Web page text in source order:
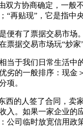
双方协商确定，一
“再贴现”，它是指
便有了票据交易市
据交易市场玩“炒家”
当于我们日常生活
劣的一般排序：现
项。
西的人签了合同，卖
入。如果一家企业
司临时放宽信用政